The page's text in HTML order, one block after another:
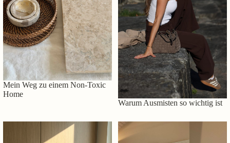
Mein Weg zu einem Non-Toxic
Home
Warum Ausmisten so wichtig ist